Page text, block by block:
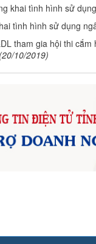
khai tình hình sử
tình hình sử dụng
tham gia hội thi
(20/10/2019)